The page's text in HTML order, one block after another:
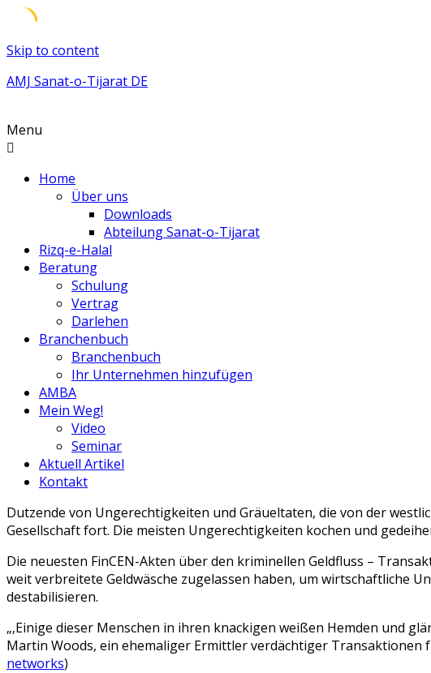
Skip to content
AMJ Sanat-o-Tijarat DE
Menu
Home
Über uns
Downloads
Abteilung Sanat-o-Tijarat
Rizq-e-Halal
Beratung
Schulung
Vertrag
Darlehen
Branchenbuch
Branchenbuch
Ihr Unternehmen hinzufügen
AMBA
Mein Weg!
Video
Seminar
Aktuell Artikel
Kontakt
Dutzende von Ungerechtigkeiten und Gräueltaten, die von der
Gesellschaft fort. Die meisten Ungerechtigkeiten kochen und
Die neuesten FinCEN-Akten über den kriminellen Geldfluss –
weit verbreitete Geldwäsche zugelassen haben, um wirtschaftliche
destabilisieren.
„‚Einige dieser Menschen in ihren knackigen weißen Hemden und
Martin Woods, ein ehemaliger Ermittler verdächtiger Transaktionen
networks)